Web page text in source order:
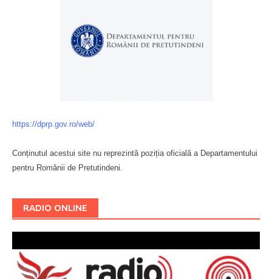
https://dprp.gov.ro/web/
Conținutul acestui site nu reprezintă poziția oficială a Departamentului
pentru Românii de Pretutindeni.
RADIO ONLINE